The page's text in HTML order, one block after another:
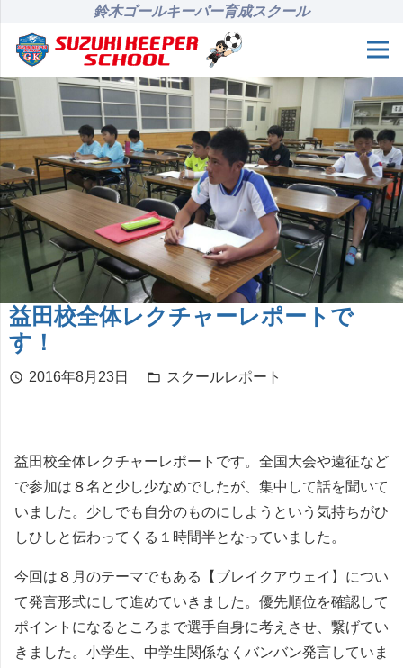
鈴木ゴールキーパー育成スクール
益田校全体レクチャーレポートで
す！
schedule 2016年8月23日 folder_open スクールレポート
益田校全体レクチャーレポートです。全国大会や遠征など
で参加は８名と少し少なめでしたが、集中して話を聞いて
いました。少しでも自分のものにしようという気持ちがひ
しひしと伝わってくる１時間半となっていました。
今回は８月のテーマでもある【ブレイクアウェイ】につい
て発言形式にして進めていきました。優先順位を確認して
ポイントになるところまで選手自身に考えさせ、繋げてい
きました。小学生、中学生関係なくバンバン発言していま